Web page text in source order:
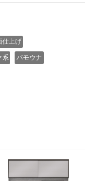
上げ
系 パモウナ